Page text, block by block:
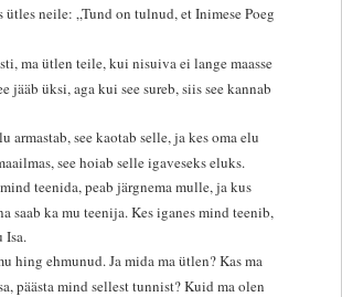
ütles neile: „Tund on tulnud, et Inimese Poeg
ma ütlen teile, kui nisuiva ei lange maasse
jääb üksi, aga kui see sureb, siis see kannab
armastab, see kaotab selle, ja kes oma elu
see hoiab selle igaveseks eluks.
teenida, peab järgnema mulle, ja kus
saab ka mu teenija. Kes iganes mind teenib,
Isa.
hing ehmunud. Ja mida ma ütlen? Kas ma
päästa mind sellest tunnist? Kuid ma olen